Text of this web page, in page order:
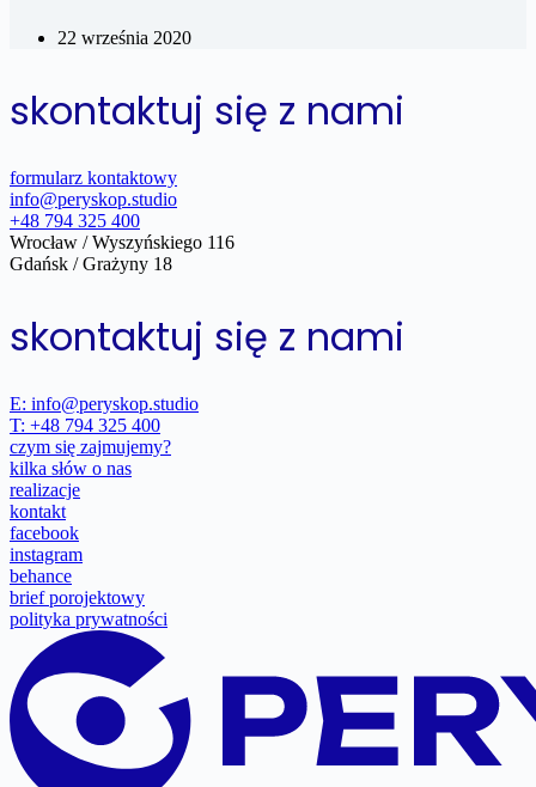
22 września 2020
skontaktuj się z nami
formularz kontaktowy
info@peryskop.studio
+48 794 325 400
Wrocław / Wyszyńskiego 116
Gdańsk / Grażyny 18
skontaktuj się z nami
E: info@peryskop.studio
T: +48 794 325 400
czym się zajmujemy?
kilka słów o nas
realizacje
kontakt
facebook
instagram
behance
brief porojektowy
polityka prywatności